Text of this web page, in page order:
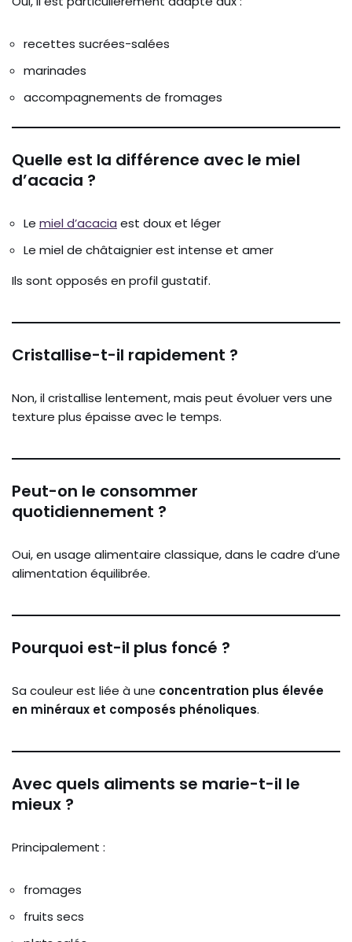
recettes sucrées-salées
marinades
accompagnements de fromages
Quelle est la différence avec le miel
d’acacia ?
Le miel d’acacia est doux et léger
Le miel de châtaignier est intense et amer
Ils sont opposés en profil gustatif.
Cristallise-t-il rapidement ?
Non, il cristallise lentement, mais peut évoluer vers une
texture plus épaisse avec le temps.
Peut-on le consommer
quotidiennement ?
Oui, en usage alimentaire classique, dans le cadre d’une
alimentation équilibrée.
Pourquoi est-il plus foncé ?
Sa couleur est liée à une concentration plus élevée
en minéraux et composés phénoliques.
Avec quels aliments se marie-t-il le
mieux ?
Principalement :
fromages
fruits secs